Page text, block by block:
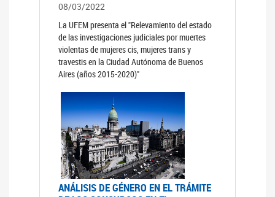
08/03/2022
La UFEM presenta el "Relevamiento del estado
de las investigaciones judiciales por muertes
violentas de mujeres cis, mujeres trans y
travestis en la Ciudad Autónoma de Buenos
Aires (años 2015-2020)"
ANÁLISIS DE GÉNERO EN EL TRÁMITE